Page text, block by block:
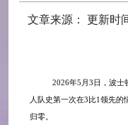
文章来源： 更新时
2026年5月3日，波士
人队史第一次在3比1领先
归零。